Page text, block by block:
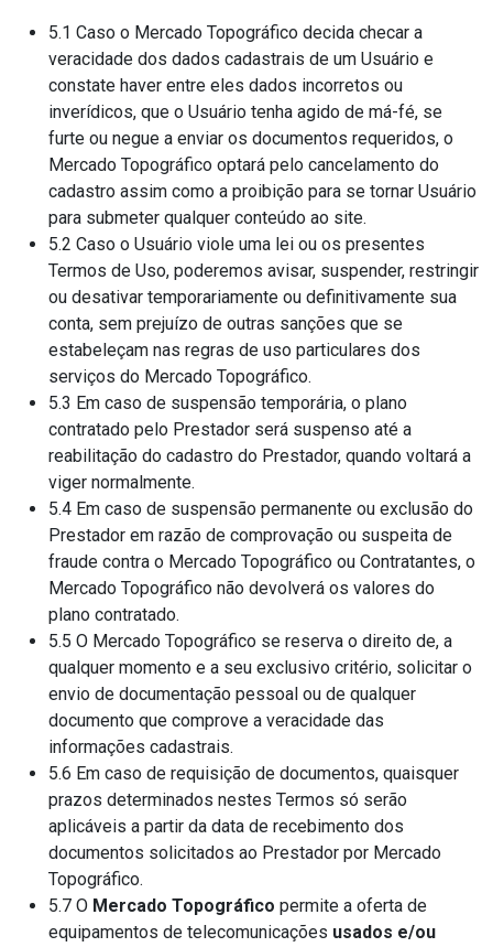
5.1 Caso o Mercado Topográfico decida checar a
veracidade dos dados cadastrais de um Usuário e
constate haver entre eles dados incorretos ou
inverídicos, que o Usuário tenha agido de má-fé, se
furte ou negue a enviar os documentos requeridos, o
Mercado Topográfico optará pelo cancelamento do
cadastro assim como a proibição para se tornar Usuário
para submeter qualquer conteúdo ao site.
5.2 Caso o Usuário viole uma lei ou os presentes
Termos de Uso, poderemos avisar, suspender, restringir
ou desativar temporariamente ou definitivamente sua
conta, sem prejuízo de outras sanções que se
estabeleçam nas regras de uso particulares dos
serviços do Mercado Topográfico.
5.3 Em caso de suspensão temporária, o plano
contratado pelo Prestador será suspenso até a
reabilitação do cadastro do Prestador, quando voltará a
viger normalmente.
5.4 Em caso de suspensão permanente ou exclusão do
Prestador em razão de comprovação ou suspeita de
fraude contra o Mercado Topográfico ou Contratantes, o
Mercado Topográfico não devolverá os valores do
plano contratado.
5.5 O Mercado Topográfico se reserva o direito de, a
qualquer momento e a seu exclusivo critério, solicitar o
envio de documentação pessoal ou de qualquer
documento que comprove a veracidade das
informações cadastrais.
5.6 Em caso de requisição de documentos, quaisquer
prazos determinados nestes Termos só serão
aplicáveis a partir da data de recebimento dos
documentos solicitados ao Prestador por Mercado
Topográfico.
5.7 O Mercado Topográfico permite a oferta de
equipamentos de telecomunicações usados e/ou